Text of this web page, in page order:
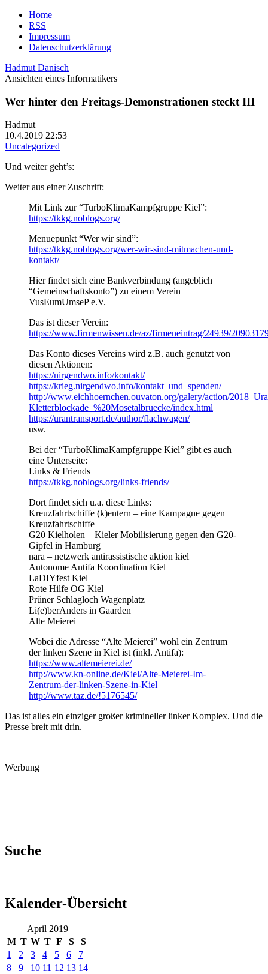
Home
RSS
Impressum
Datenschutzerklärung
Hadmut Danisch
Ansichten eines Informatikers
Wer hinter den Freitags-Demonstrationen steckt III
Hadmut
10.4.2019 22:53
Uncategorized
Und weiter geht’s:
Weiter aus einer Zuschrift:
Mit Link zur “TurboKlimaKampfgruppe Kiel”:
https://tkkg.noblogs.org/
Menuepunkt “Wer wir sind”:
https://tkkg.noblogs.org/wer-wir-sind-mitmachen-und-
kontakt/
Hier findet sich eine Bankverbindung (angeblich
“Gemeinschaftskonto”) zu einem Verein
VusEumUmseP e.V.
Das ist dieser Verein:
https://www.firmenwissen.de/az/firmeneintrag/24939/
Das Konto dieses Vereins wird z.B. auch genutzt von
diesen Aktionen:
https://nirgendwo.info/kontakt/
https://krieg.nirgendwo.info/kontakt_und_spenden/
http://www.eichhoernchen.ouvaton.org/galery/action/
Kletterblockade_%20Mosetalbruecke/index.html
https://urantransport.de/author/flachwagen/
usw.
Bei der “TurboKlimaKampfgruppe Kiel” gibt es auch
eine Unterseite:
Links & Friends
https://tkkg.noblogs.org/links-friends/
Dort findet sich u.a. diese Links:
Kreuzfahrtschiffe (k)entern – eine Kampagne gegen
Kreuzfahrtschiffe
G20 Kielholen – Kieler Mobilisierung gegen den G20-
Gipfel in Hamburg
nara – netzwerk antirassistische aktion kiel
Autonome Antifa Koordination Kiel
LaDIYfest Kiel
Rote Hilfe OG Kiel
Prüner Schlagloch Wagenplatz
Li(e)berAnders in Gaarden
Alte Meierei
Wobei die Adresse “Alte Meierei” wohl ein Zentrum
der linken Szene in Kiel ist (inkl. Antifa):
https://www.altemeierei.de/
http://www.kn-online.de/Kiel/Alte-Meierei-Im-
Zentrum-der-linken-Szene-in-Kiel
http://www.taz.de/!5176545/
Das ist alles ein einziger großer krimineller linker Komplex. Und die
Presse breit mit drin.
Werbung
Suche
Kalender-Übersicht
April 2019
M T W T F S
S
1
2 3 4 5 6
7
8
9 10 11 12 13 14